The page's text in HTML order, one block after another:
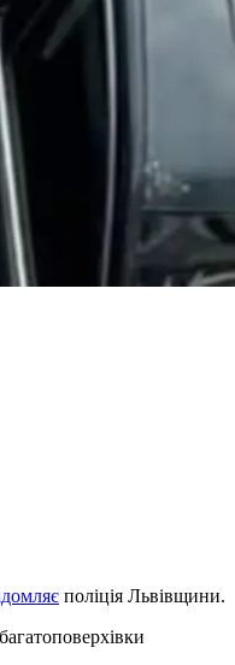
поліція Львівщини.